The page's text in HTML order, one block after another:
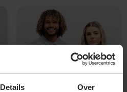
Details Over